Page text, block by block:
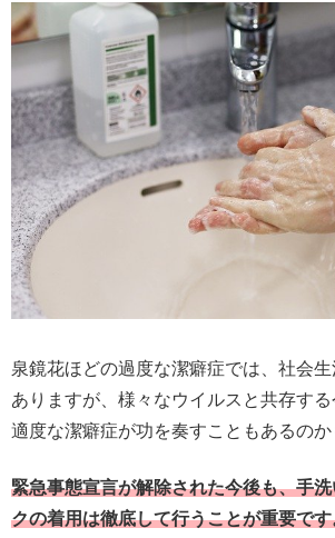
泉鏡花ほどの過度な潔癖症では、社会
ありますが、様々なウイルスと共存する
適度な潔癖症が功を奏すこともあるのか
緊急事態宣言が解除された今後も、手
クの着用は徹底して行うことが重要です